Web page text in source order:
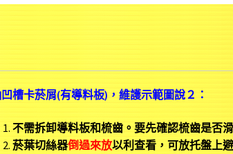
槽卡菸屑(有導料板)，維護示範圖說２：
不需拆卸導料板和梳齒。 要先確認梳齒是否
菸葉切絲器倒過來放以利查看，可放托盤上